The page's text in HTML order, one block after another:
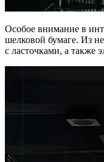
Особое внимание в
шелковой бумаге. Из
с ласточками, а также